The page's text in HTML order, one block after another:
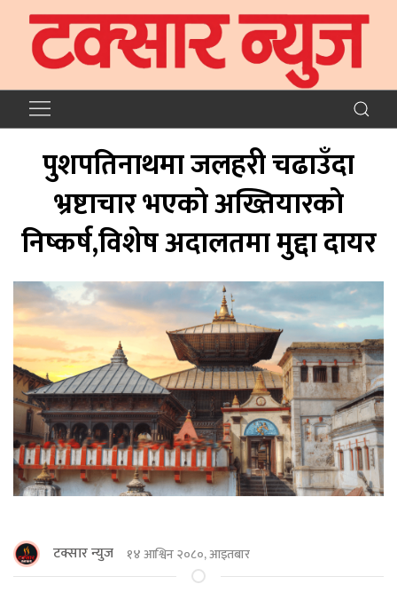
पुशपतिनाथमा जलहरी चढाउँदा
भ्रष्टाचार भएकाे अख्तियारकाे
निष्कर्ष,विशेष अदालतमा मुद्दा दायर
टक्सार न्युज १४ आश्विन २०८०, आइतबार